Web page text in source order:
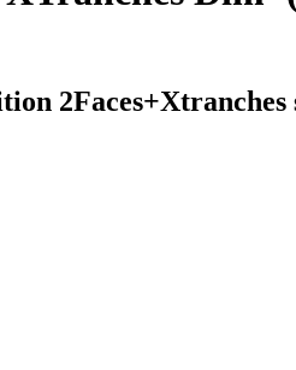
2Faces+Xtranches